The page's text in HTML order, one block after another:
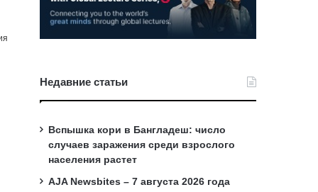
Недавние статьи
Вспышка кори в Бангладеш: число
случаев заражения среди взрослого
населения растет
AJA Newsbites – 7 августа 2026 года